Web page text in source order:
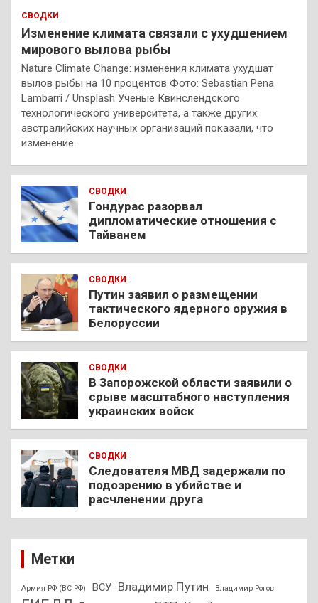
СВОДКИ
Изменение климата связали с ухудшением
мирового вылова рыбы
Nature Climate Change: изменения климата ухудшат
вылов рыбы на 10 процентов Фото: Sebastian Pena
Lambarri / Unsplash Ученые Квинслендского
технологического университета, а также других
австралийских научных организаций показали, что
изменение…
СВОДКИ
Гондурас разорвал
дипломатические отношения с
Тайванем
СВОДКИ
Путин заявил о размещении
тактического ядерного оружия в
Белоруссии
СВОДКИ
В Запорожской области заявили о
срыве масштабного наступления
украинских войск
СВОДКИ
Следователя МВД задержали по
подозрению в убийстве и
расчленении друга
Метки
Армия РФ (ВС РФ) ВСУ Владимир Путин Владимир Рогов